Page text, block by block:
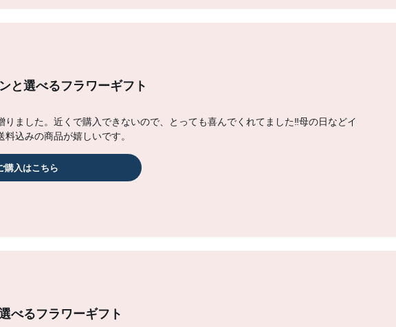
と選べるフラワーギフト
りました。近くで購入できないので、とっても喜んでくれてました‼︎母の日などイ
込みの商品が嬉しいです。
購入はこちら
べるフラワーギフト